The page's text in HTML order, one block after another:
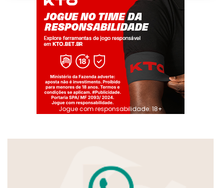
Jogue com responsabilidade. 18+